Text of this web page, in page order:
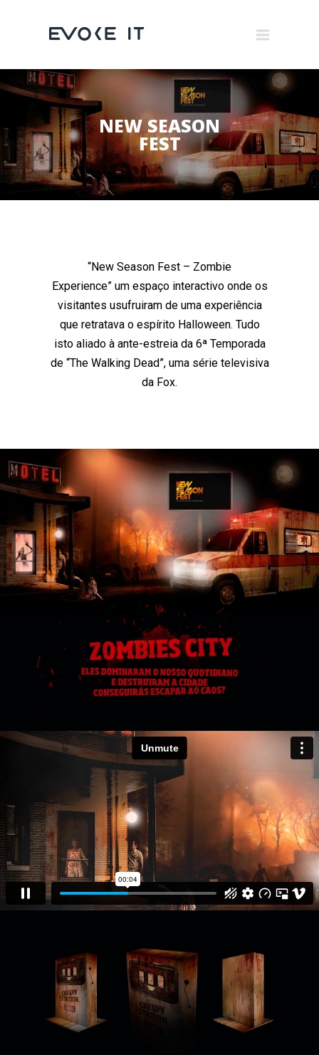
×
Museums
Brand Activation
Corporate
All
NEW SEASON
FEST
“New Season Fest – Zombie
Experience” um espaço interactivo onde os
visitantes usufruiram de uma experiência
que retratava o espírito Halloween. Tudo
isto aliado à ante-estreia da 6ª Temporada
de “The Walking Dead”, uma série televisiva
da Fox.